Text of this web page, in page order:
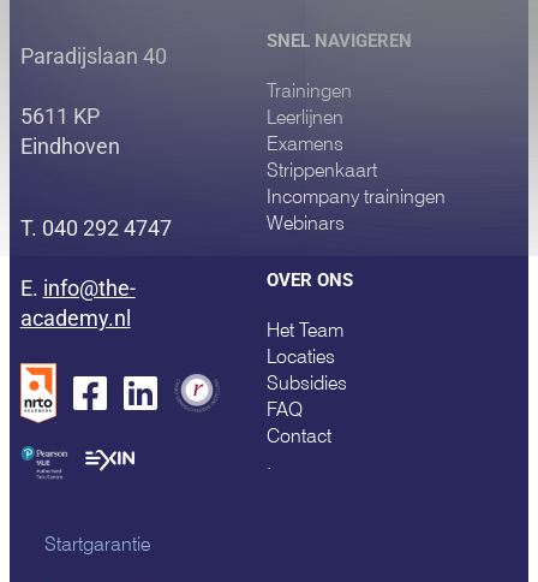
Paradijslaan 40
5611 KP
Eindhoven
T. 040 292 4747
E. info@the-
academy.nl
SNEL NAVIGEREN
Trainingen
Leerlijnen
Examens
Strippenkaart
Incompany trainingen
Webinars
OVER ONS
Het Team
Locaties
Subsidies
FAQ
Contact
.
Startgarantie